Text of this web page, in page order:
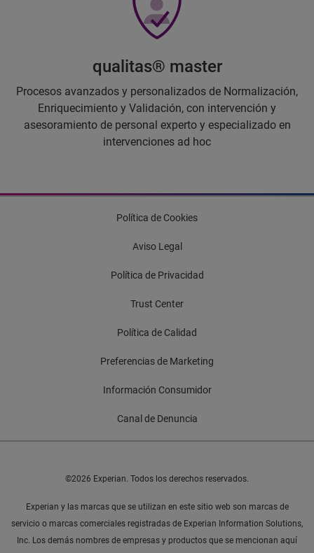
qualitas® master
Procesos avanzados y personalizados de Normalización,
Enriquecimiento y Validación, con intervención y
asesoramiento de personal experto y especializado en
intervenciones ad hoc
Política de Cookies
Aviso Legal
Política de Privacidad
Trust Center
Política de Calidad
Preferencias de Marketing
Información Consumidor
Canal de Denuncia
©2026 Experian. Todos los derechos reservados.
Experian y las marcas que se utilizan en este sitio web son marcas de
servicio o marcas comerciales registradas de Experian Information Solutions,
Inc. Los demás nombres de empresas y productos que se mencionan aquí